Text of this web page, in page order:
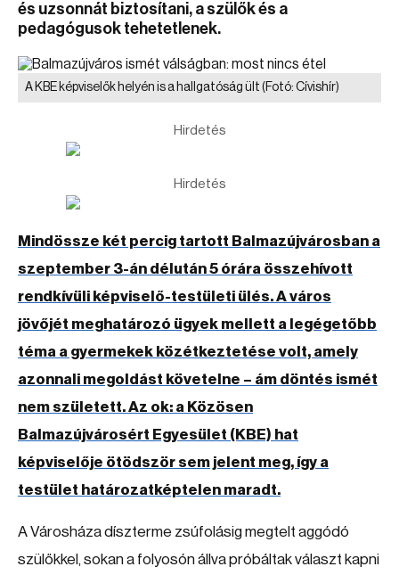
és uzsonnát biztosítani, a szülők és a
pedagógusok tehetetlenek.
A KBE képviselők helyén is a hallgatóság ült (Fotó: Cívishír)
Hirdetés
Hirdetés
Mindössze két percig tartott Balmazújvárosban a
szeptember 3-án délután 5 órára összehívott
rendkívüli képviselő-testületi ülés. A város
jövőjét meghatározó ügyek mellett a legégetőbb
téma a gyermekek közétkeztetése volt, amely
azonnali megoldást követelne – ám döntés ismét
nem született. Az ok: a Közösen
Balmazújvárosért Egyesület (KBE) hat
képviselője ötödször sem jelent meg, így a
testület határozatképtelen maradt.
A Városháza díszterme zsúfolásig megtelt aggódó
szülőkkel, sokan a folyosón állva próbáltak választ kapni